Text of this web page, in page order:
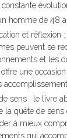
homme de 48
et réflexion
peuvent se
et les
une
sens : le livre
la quête de sens
à mieux
qui